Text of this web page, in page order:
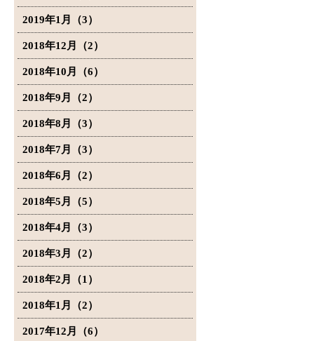
2019年1月（3）
2018年12月（2）
2018年10月（6）
2018年9月（2）
2018年8月（3）
2018年7月（3）
2018年6月（2）
2018年5月（5）
2018年4月（3）
2018年3月（2）
2018年2月（1）
2018年1月（2）
2017年12月（6）